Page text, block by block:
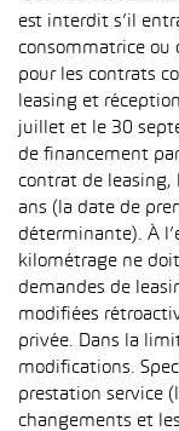
est interdit s’il
consommatrice ou
pour les contrats
leasing et
juillet et le 30
de financement
contrat de leasing,
ans (la date de
déterminante). À
kilométrage ne
demandes de
modifiées
privée. Dans la
modifications.
prestation service
changements et